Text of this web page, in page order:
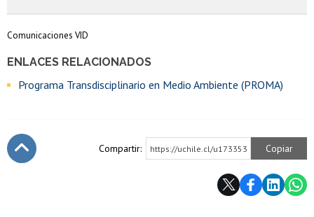
ENLACES RELACIONADOS
Programa Transdisciplinario en Medio Ambiente (PROMA)
Comunicaciones VID
Compartir: https://uchile.cl/u173353 Copiar